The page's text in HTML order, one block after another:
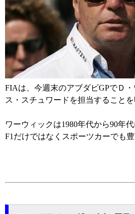
FIAは、今週末のアブダビGPでＤ
ス・スチュワードを担当することを
ワーウィックは1980年代から90年
F1だけではなくスポーツカーでも